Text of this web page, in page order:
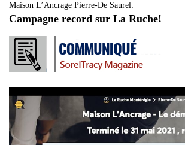
Maison L’Ancrage Pierre-De Saurel:
Campagne record sur La Ruche!